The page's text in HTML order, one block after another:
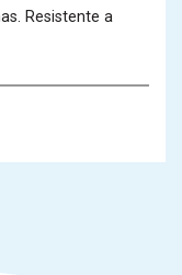
Resistente a